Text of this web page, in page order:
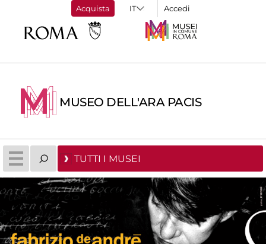
Acquista Accedi
MUSEO DELL'ARA PACIS
TUTTI I MUSEI